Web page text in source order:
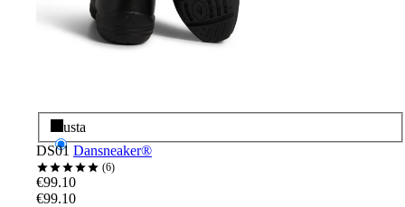
Musta
DS01 Dansneaker®
6
€99.10
€99.10